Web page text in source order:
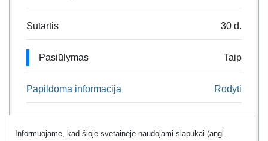
Sutartis 30 d.
Pasiūlymas Taip
Papildoma informacija Rodyti
99
Informuojame, kad šioje svetainėje naudojami slapukai (angl.